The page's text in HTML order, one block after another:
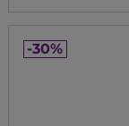
-30%